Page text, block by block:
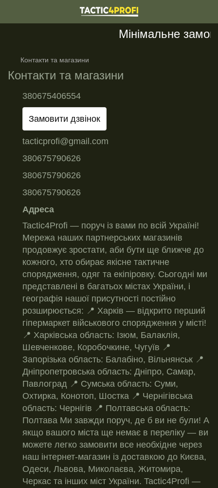
Мінімальне
Контакти та магазини
Контакти та магазини
380675406554
Замовити дзвінок
tacticprofi@gmail.com
380675790626
380675790626
380675790626
Адреса
Tactic4Profi — поруч із вами по всій Україні!
Мережа наших партнерських магазинів
продовжує зростати, аби бути ще ближче до
кожного, хто обирає якісне тактичне
спорядження, одяг та екіпіровку. Сьогодні ми
представлені в багатьох містах України, і
географія нашої присутності постійно
розширюється: 📍 Харків — відкрито перший
гіпермаркет військового спорядження у місті!
📍 Харківська область: Ізюм, Балаклія,
Шевченкове, Коробочкине, Чугуїв 📍
Запорізька область: Балабіно, Вільнянськ 📍
Дніпропетровська область: Дніпро, Самар,
Павлоград 📍 Сумська область: Суми,
Охтирка, Конотоп, Шостка 📍 Чернігівська
область: Чернігів 📍 Полтавська область:
Полтава Ми завжди поруч, де б ви не були! А
якщо вашого міста ще немає в переліку — ви
можете легко замовити все необхідне через
наш інтернет-магазин із доставкою до Києва,
Одеси, Львова, Миколаєва, Житомира,
Черкас та інших міст України. Tactic4Profi —